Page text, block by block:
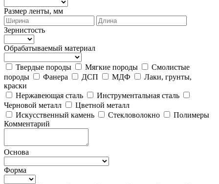
Размер ленты, мм
Зернистость
Обрабатываемый материал
Твердые породы Мягкие породы
Смолистые
породы
Фанера ДСП МДФ
Лаки, грунты,
краски
Нержавеющая сталь
Инструментальная сталь
Черновой металл
Цветной металл
Искусственный камень
Стекловолокно
Полимеры
Комментарий
Основа
Форма